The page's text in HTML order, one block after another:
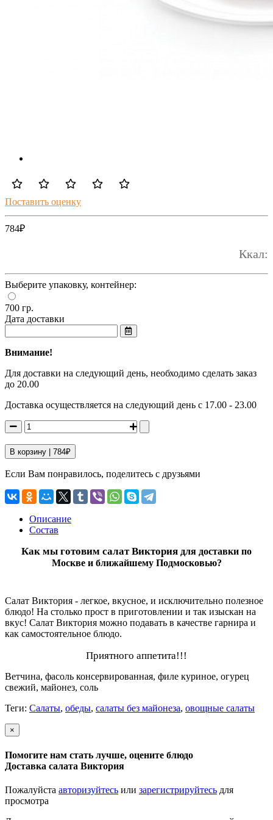
Поставить оценку
784₽
Ккал:
Выберите упаковку, контейнер:
700 гр.
Дата доставки
Внимание!
Для доставки на следующий день, необходимо сделать заказ
до 20.00
Доставка осуществляется на следующий день с 17.00 - 23.00
В корзину | 784₽
Если Вам понравилось, поделитесь с друзьями
Описание
Состав
Как мы готовим салатВиктория для доставки по
Москве и ближайшему Подмосковью?
Салат Виктория - легкое, вкусное, и исключительно полезное
блюдо! На столько прост в приготовлении и так изыскан на
вкус! Салат Виктория можно подавать в качестве гарнира и
как самостоятельное блюдо.
Приятного аппетита!!!
Ветчина, фасоль консервированная, филе куриное, огурец
свежий, майонез, соль
Теги: Салаты, обеды, салаты без майонеза, овощные салаты
×
Помогите нам стать лучше, оцените блюдо
Доставка салата Виктория
Пожалуйста авторизуйтесь или зарегистрируйтесь для
просмотра